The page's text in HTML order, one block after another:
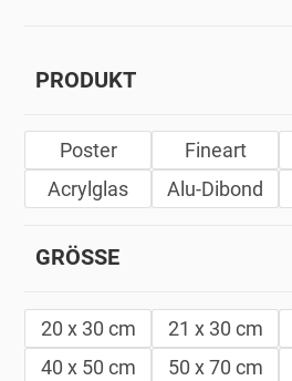
PRODUKT
Poster Fineart
Acrylglas
Alu-Dibond
GRÖSSE
20 x 30 cm 21 x 30 cm
40 x 50 cm
50 x 70 cm